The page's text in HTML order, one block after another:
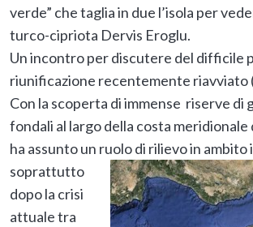
verde” che taglia in due l’isola per
turco-cipriota Dervis Eroglu.
Un incontro per discutere del difficile
riunificazione recentemente riavviato
Con la scoperta di immense riserve di
fondali al largo della costa meridionale
ha assunto un ruolo di rilievo in
soprattutto
dopo la crisi
attuale tra